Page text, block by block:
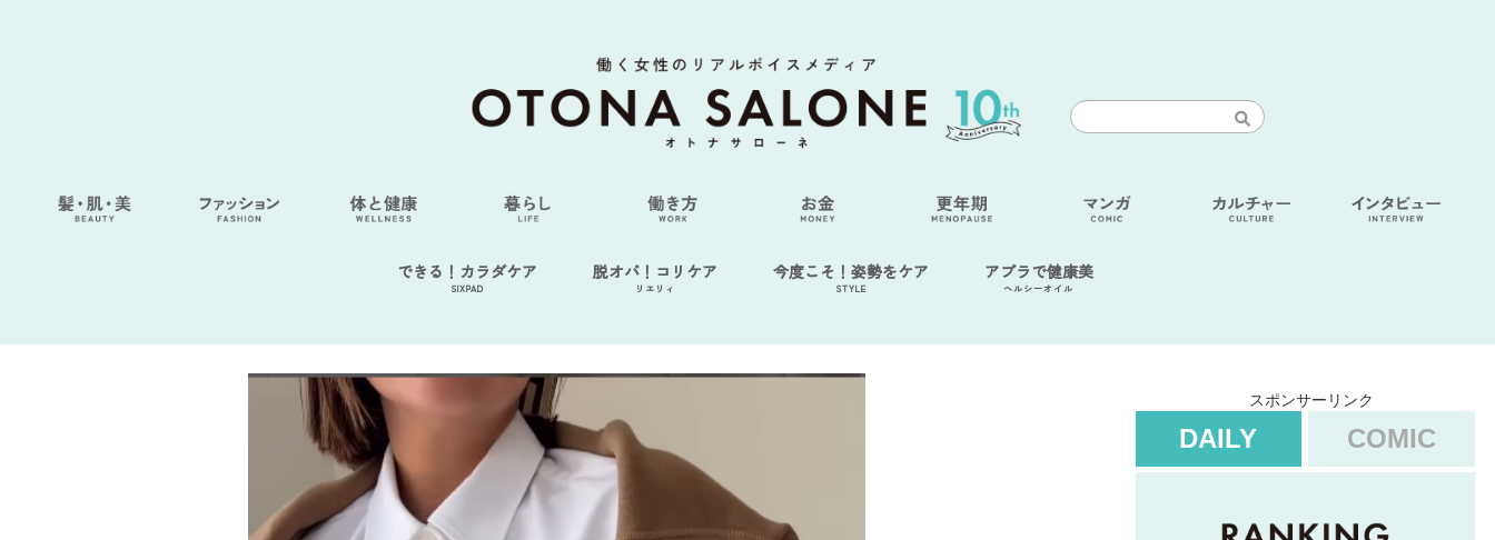
できる！カラダケア
SIXPAD
脱オバ！コリケア
リエリィ
今度こそ！姿勢をケア
STYLE
アブラで健康美
ヘルシーオイル
スポンサーリンク
DAILY COMIC